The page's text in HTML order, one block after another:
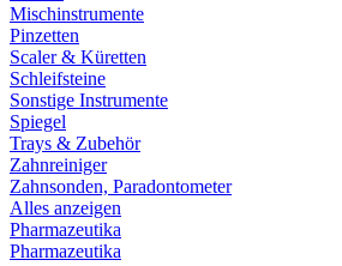
Mischinstrumente
Pinzetten
Scaler & Küretten
Schleifsteine
Sonstige Instrumente
Spiegel
Trays & Zubehör
Zahnreiniger
Zahnsonden, Paradontometer
Alles anzeigen
Pharmazeutika
Pharmazeutika